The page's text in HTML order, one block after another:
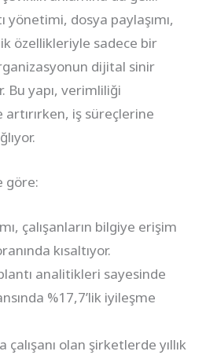
dosya paylaşımı,
özellikleriyle sadece bir
dijital sinir
Bu yapı, verimliliği
iş süreçlerine
göre:
çalışanların bilgiye erişim
kısaltıyor.
analitikleri sayesinde
%17,7’lik iyileşme
çalışanı olan şirketlerde yıllık